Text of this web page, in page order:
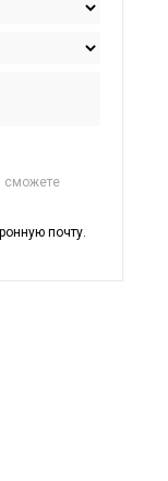
сможете
почту.